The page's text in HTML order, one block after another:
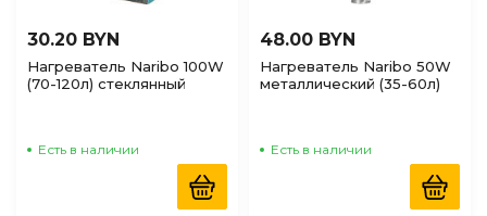
30.20 BYN
Нагреватель Naribo 100W
(70-120л) стеклянный
Есть в наличии
48.00 BYN
Нагреватель Naribo 50W
металлический (35-60л)
Есть в наличии